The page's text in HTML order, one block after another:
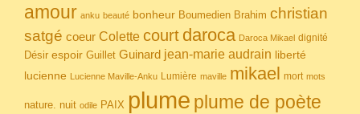
amour anku beauté bonheur Boumedien Brahim christian
satgé coeur Colette court daroca Daroca Mikael dignité
Désir espoir Guillet Guinard jean-marie audrain liberté
lucienne Lucienne Maville-Anku Lumière maville mikael mort mots
nature. nuit odile PAIX plume plume de poète